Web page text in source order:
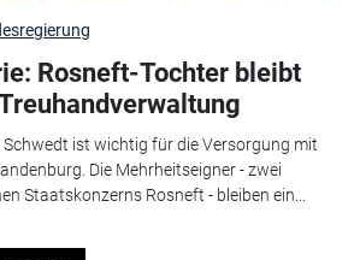
Rosneft-Tochter bleibt
Schwedt ist wichtig für die Versorgung mit
Die Mehrheitseigner - zwei
Staatskonzerns Rosneft - bleiben ein...